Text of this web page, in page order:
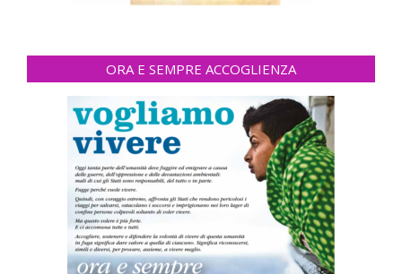
ORA E SEMPRE ACCOGLIENZA